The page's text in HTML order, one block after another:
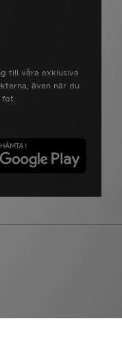
till våra exklusiva
även när du